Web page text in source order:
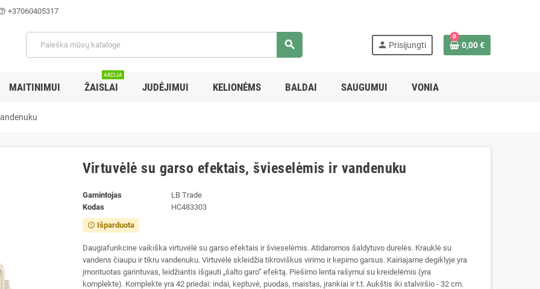
+37060405317
search person Prisijungti
0
0,00 €
MAITINIMUI ŽAISLAI
AKCIJA
JUDĖJIMUI KELIONĖMS BALDAI SAUGUMUI VONIA
Virtuvėlė su garso efektais, švieselėmis ir vandenuku
Gamintojas
LB Trade
Kodas
HC483303
error_outline Išparduota
Daugiafunkcine vaikiška virtuvėlė su garso efektais ir švieselėmis. Atidaromos šaldytuvo durelės. Krauklė su
vandens čiaupu ir tikru vandenuku. Virtuvėlė skleidžia tikroviškus virimo ir kepimo garsus. Kairiajame degiklyje yra
įmontuotas garintuvas, leidžiantis išgauti „šalto garo“ efektą. Piešimo lenta rašymui su kreidelėmis (yra
komplekte). Komplekte yra 42 priedai: indai, keptuvė, puodas, maistas, įrankiai ir t.t. Aukštis iki stalviršio - 32 cm.